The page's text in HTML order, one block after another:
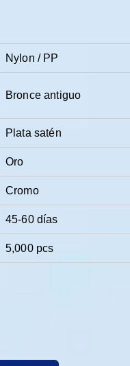
Nylon / PP
Bronce antiguo
Plata satén
Oro
Cromo
45-60 días
5,000 pcs